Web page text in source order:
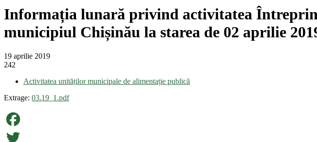
Informația lunară privind activitatea
municipiul Chișinău la starea de 02 aprilie
19 aprilie 2019
242
Activitatea unităților municipale de alimentație publică
Extrage: 03.19_1.pdf
Facebook